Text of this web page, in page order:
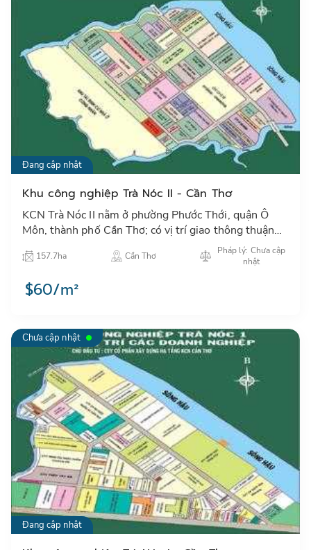
Đang cập nhật
Khu công nghiệp Trà Nóc II - Cần Thơ
KCN Trà Nóc II nằm ở phường Phước Thới, quận Ô
Môn, thành phố Cần Thơ; có vị trí giao thông thuận
157.7ha Cần Thơ
Pháp lý: Chưa cập
nhật
$60/m²
Chưa cập nhật
Đang cập nhật